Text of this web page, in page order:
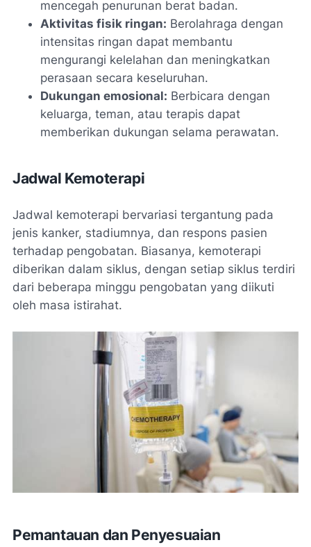
mencegah penurunan berat badan.
Aktivitas fisik ringan: Berolahraga dengan
intensitas ringan dapat membantu
mengurangi kelelahan dan meningkatkan
perasaan secara keseluruhan.
Dukungan emosional: Berbicara dengan
keluarga, teman, atau terapis dapat
memberikan dukungan selama perawatan.
Jadwal Kemoterapi
Jadwal kemoterapi bervariasi tergantung pada
jenis kanker, stadiumnya, dan respons pasien
terhadap pengobatan. Biasanya, kemoterapi
diberikan dalam siklus, dengan setiap siklus terdiri
dari beberapa minggu pengobatan yang diikuti
oleh masa istirahat.
Pemantauan dan Penyesuaian